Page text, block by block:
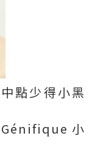
點少得小黑
小